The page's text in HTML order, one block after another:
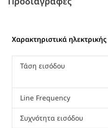
Χαρακτηριστικά ηλεκτρικής
Τάση εισόδου
Line Frequency
Συχνότητα εισόδου